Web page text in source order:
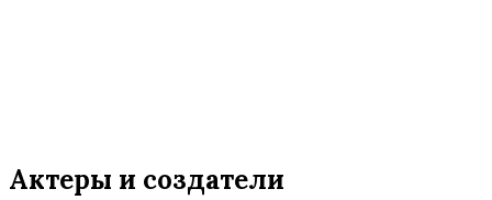
Актеры и создатели